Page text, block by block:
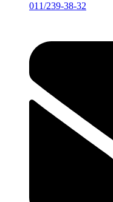
011/239-38-32